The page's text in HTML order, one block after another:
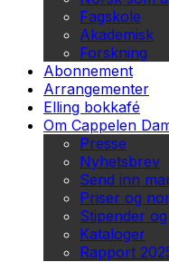
Fagskole
Akademisk
Forskning
Abonnement
Arrangementer
Elling bokkafé
Om Cappelen
Presse
Nyhetsbrev
Send inn
Priser og
Stipender
Kataloger
Rapport